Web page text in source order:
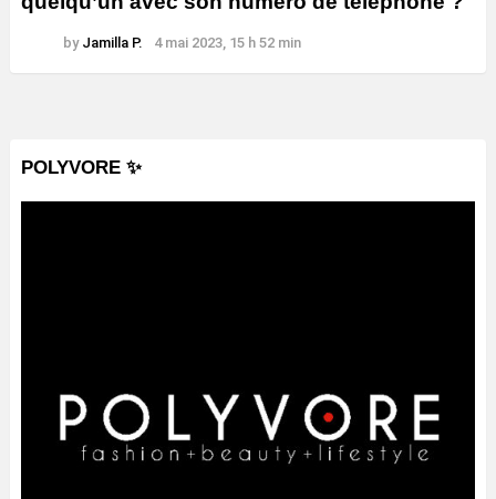
by Jamilla P. 4 mai 2023, 15 h 52 min
POLYVORE ✨